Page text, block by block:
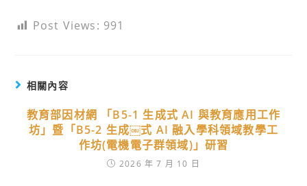
Post Views: 991
相關內容
教育部因材網 「B5-1 生成式 AI 與教育應用工作
坊」暨「B5-2 生成￼式 AI 融入學科領域教學工
作坊(電機電子群領域)」研習
2026 年 7 月 10 日